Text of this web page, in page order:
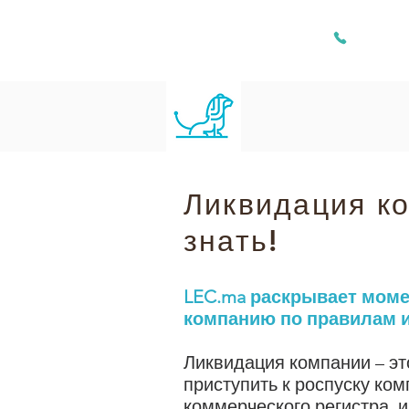
Добро пожаловать
Ликвидация
знать!
LEC.ma раскрывает
компанию по правилам
Ликвидация компании –
приступить к роспуску